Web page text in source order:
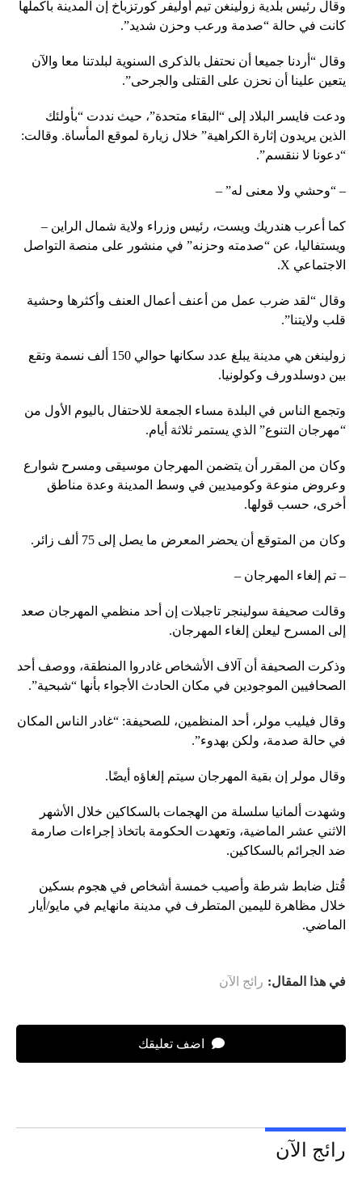
وقال رئيس بلدية زولينغن تيم أوليفر كورتزباخ إن المدينة بأكملها
كانت في حالة “صدمة ورعب وحزن شديد”.
وقال “أردنا جميعا أن نحتفل بالذكرى السنوية لبلدتنا معا والآن
يتعين علينا أن نحزن على القتلى والجرحى”.
ودعت فايسر البلاد إلى “البقاء متحدة”، حيث نددت “بأولئك
الذين يريدون إثارة الكراهية” خلال زيارة لموقع المأساة. وقالت:
“دعونا لا ننقسم”.
– “وحشي ولا معنى له” –
كما أعرب هندريك ويست، رئيس وزراء ولاية شمال الراين –
ويستفاليا، عن “صدمته وحزنه” في منشور على منصة التواصل
الاجتماعي X.
وقال “لقد ضرب عمل من أعنف أعمال العنف وأكثرها وحشية
قلب ولايتنا”.
زولينغن هي مدينة يبلغ عدد سكانها حوالي 150 ألف نسمة وتقع
بين دوسلدورف وكولونيا.
وتجمع الناس في البلدة مساء الجمعة للاحتفال باليوم الأول من
“مهرجان التنوع” الذي يستمر ثلاثة أيام.
وكان من المقرر أن يتضمن المهرجان موسيقى ومسرح شوارع
وعروض منوعة وكوميديين في وسط المدينة وعدة مناطق
أخرى، حسب قولها.
وكان من المتوقع أن يحضر المعرض ما يصل إلى 75 ألف زائر.
– تم إلغاء المهرجان –
وقالت صحيفة سولينجر تاجبلات إن أحد منظمي المهرجان صعد
إلى المسرح ليعلن إلغاء المهرجان.
وذكرت الصحيفة أن آلاف الأشخاص غادروا المنطقة، ووصف أحد
الصحافيين الموجودين في مكان الحادث الأجواء بأنها “شبحية”.
وقال فيليب مولر، أحد المنظمين، للصحيفة: “غادر الناس المكان
في حالة صدمة، ولكن بهدوء”.
وقال مولر إن بقية المهرجان سيتم إلغاؤه أيضًا.
وشهدت ألمانيا سلسلة من الهجمات بالسكاكين خلال الأشهر
الاثني عشر الماضية، وتعهدت الحكومة باتخاذ إجراءات صارمة
ضد الجرائم بالسكاكين.
قُتل ضابط شرطة وأصيب خمسة أشخاص في هجوم بسكين
خلال مظاهرة لليمين المتطرف في مدينة مانهايم في مايو/أيار
الماضي.
في هذا المقال: رائج الآن
اضف تعليقك
رائج الآن